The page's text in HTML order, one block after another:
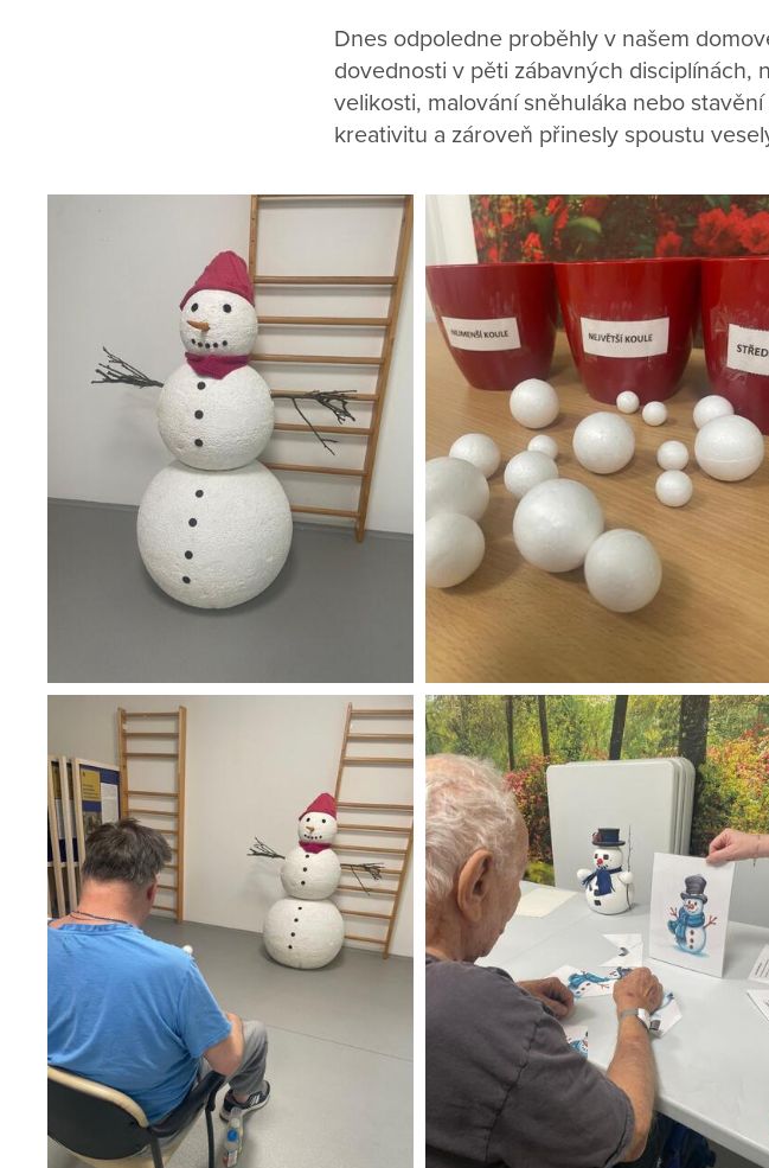
Dnes odpoledne proběhly v našem
dovednosti v pěti zábavných
velikosti, malování sněhuláka nebo
kreativitu a zároveň přinesly spoustu